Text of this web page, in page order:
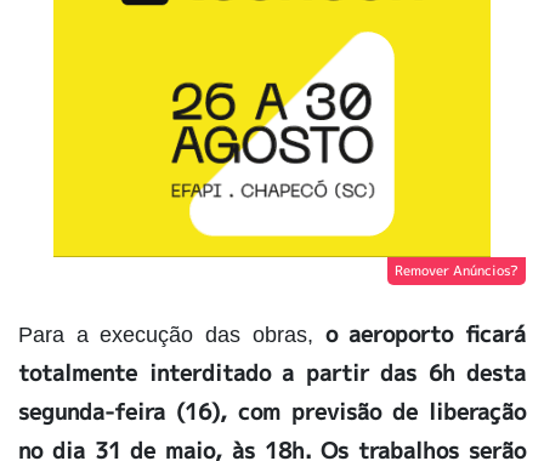
Remover Anúncios?
Para a execução das obras, o aeroporto ficará
totalmente interditado a partir das 6h desta
segunda-feira (16), com previsão de liberação
no dia 31 de maio, às 18h. Os trabalhos serão